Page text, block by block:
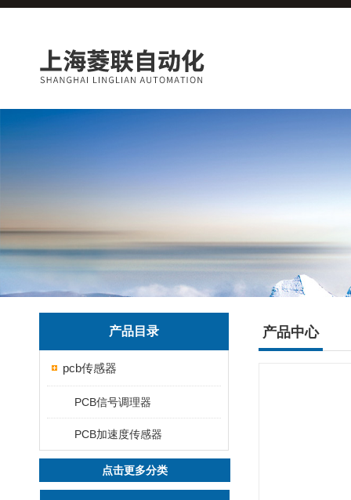
产品目录
pcb传感器
PCB信号调理器
PCB加速度传感器
点击更多分类
产品中心